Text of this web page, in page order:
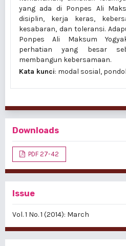
yang ada di Ponpes Ali
disiplin, kerja keras,
kesabaran, dan toleransi.
Ponpes Ali Maksum
perhatian yang besar
membangun kebersamaan.
Kata kunci: modal sosial,
Downloads
PDF 27-42
Issue
Vol. 1 No. 1 (2014): March